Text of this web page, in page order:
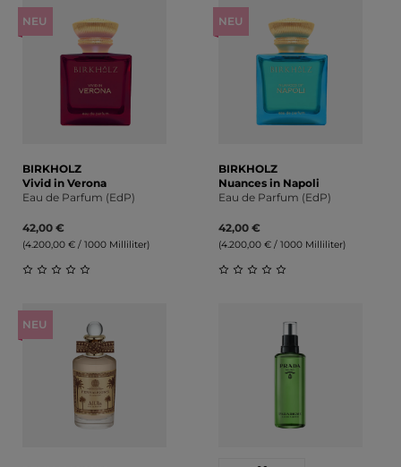
NEU
BIRKHOLZ
Vivid in Verona
Eau de Parfum (EdP)
42,00 €
(4.200,00 € / 1000 Milliliter)
NEU
BIRKHOLZ
Nuances in Napoli
Eau de Parfum (EdP)
42,00 €
(4.200,00 € / 1000 Milliliter)
NEU